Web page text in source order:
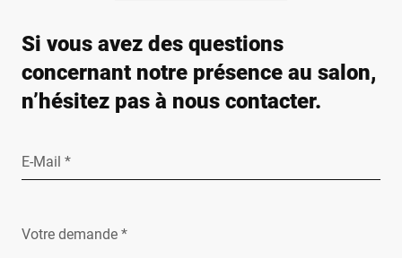
Si vous avez des questions
concernant notre présence au salon,
n’hésitez pas à nous contacter.
E-Mail *
Votre demande *